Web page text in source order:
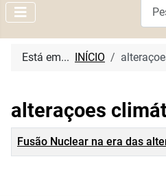
Está em... INÍCIO
alteraçoes
Título
Fusão Nuclear na era das